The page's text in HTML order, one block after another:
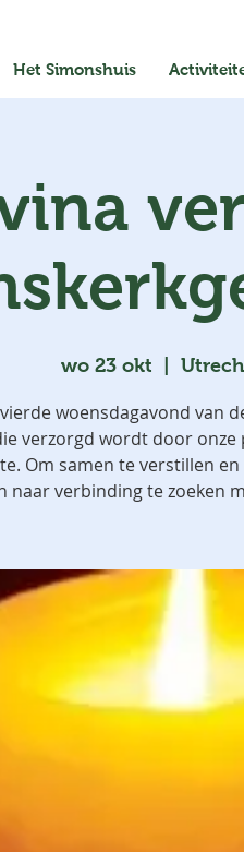
Het Simonshuis
wo 23 okt
woensdagavond van
verzorgd wordt door
Om samen te verstillen
naar verbinding te zoeken